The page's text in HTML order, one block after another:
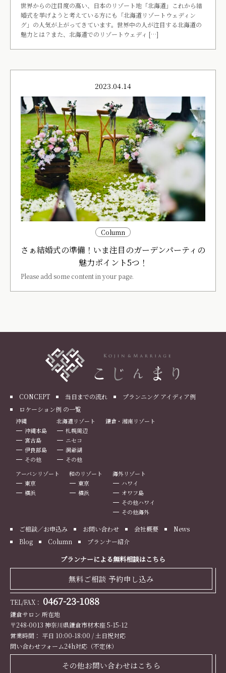
世界からの注目度の高い、日本のリゾート地「北海道」これから結
婚式を挙げようと考えている方にも「北海道リゾートウェディン
グ」の人気が上がってきています。世界中の人が注目する北海道の
魅力とは？また、北海道でのリゾートウェディ […]
2023.04.14
Column
さぁ結婚式の準備！いま注目のガーデンパーティの
魅力ポイント5つ！
Please add some content in your page.
CONCEPT 当日までの流れ
プランニング アイディア例
ロケーション例 の一覧
沖縄
沖縄本島
宮古島
伊良部島
その他
北海道リゾート
札幌周辺
ニセコ
洞爺湖
その他
鎌倉・湘南リゾート
アーバンリゾート
東京
横浜
和のリゾート
東京
横浜
海外リゾート
ハワイ
オワフ島
その他ハワイ
その他海外
ご相談／お申込み お問い合わせ 会社概要
News
Blog
Column プランナー紹介
プランナーによる無料相談はこちら
無料ご相談 予約申し込み
TEL/FAX： 0467-23-1088
鎌倉サロン 所在地
〒248-0013 神奈川県鎌倉市材木座 5-15-12
営業時間： 平日 10:00-18:00 / 土日祝対応
問い合わせフォーム24h対応（不定休）
その他お問い合わせはこちら